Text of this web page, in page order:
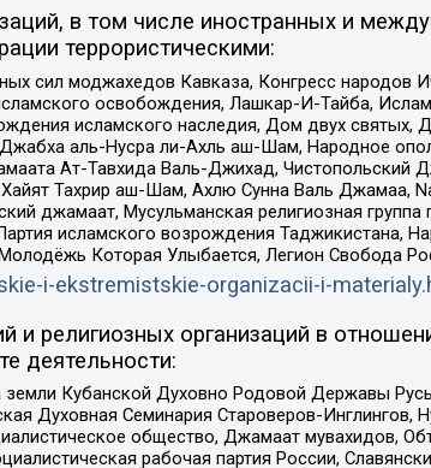
в том числе иностранных и
террористическими:
сил моджахедов Кавказа, Конгресс народов
освобождения, Лашкар-И-Тайба,
исламского наследия, Дом двух
аль-Нусра ли-Ахль аш-Шам, Народное
Ат-Тавхида Валь-Джихад, Чистопольский
Тахрир аш-Шам, Ахлю Сунна Валь Джамаа,
джамаат, Мусульманская религиозная
исламского возрождения Таджикистана,
Которая Улыбается, Легион Свобода
i-ekstremistskie-organizacii-i-
и религиозных организаций в
деятельности:
Кубанской Духовно Родовой Державы
Духовная Семинария Староверов-Инглингов,
общество, Джамаат мувахидов,
рабочая партия России,